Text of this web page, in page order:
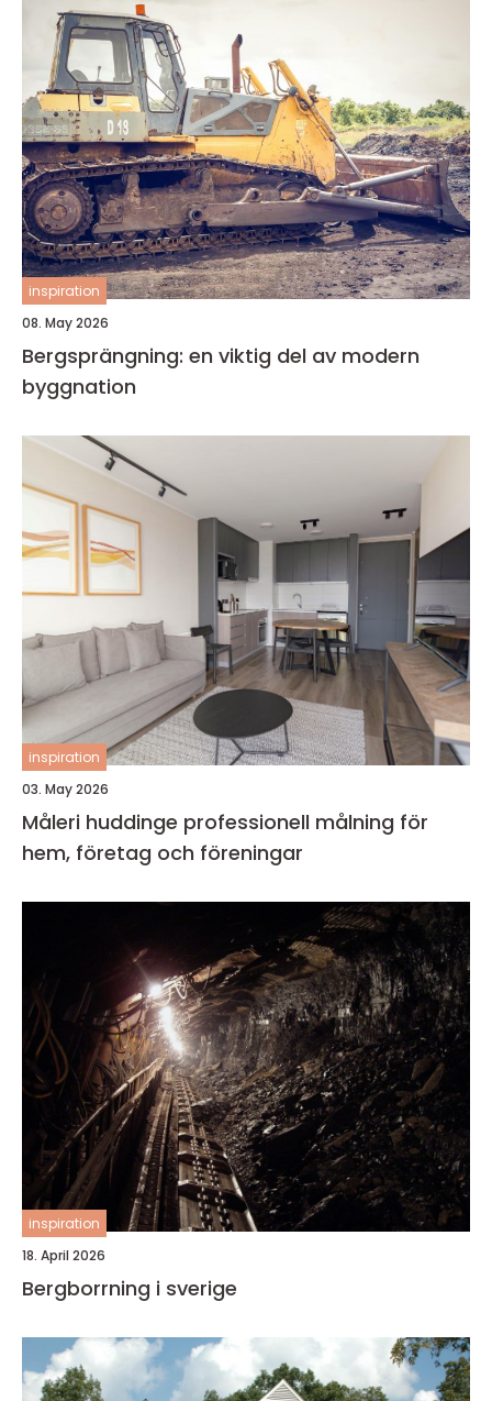
inspiration
08. May 2026
Bergsprängning: en viktig del av modern
byggnation
inspiration
03. May 2026
Måleri huddinge professionell målning för
hem, företag och föreningar
inspiration
18. April 2026
Bergborrning i sverige